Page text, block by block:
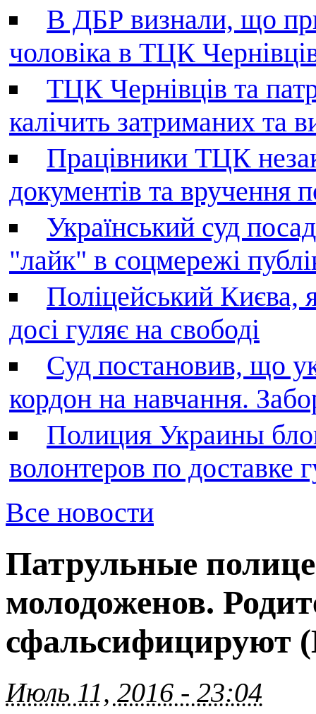
В ДБР визнали, що
чоловіка в ТЦК Чернівців
ТЦК Чернівців та
калічить затриманих та
Працівники ТЦК
документів та вручення
Український суд
"лайк" в соцмережі
Поліцейський Києва,
досі гуляє на свободі
Суд постановив, що
кордон на навчання.
Полиция Украины
волонтеров по
Все новости
Патрульные
молодоженов.
Июль 11, 2016 - 23:04